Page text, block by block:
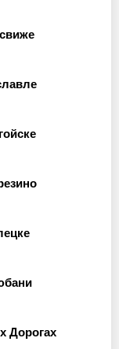
Дорогах